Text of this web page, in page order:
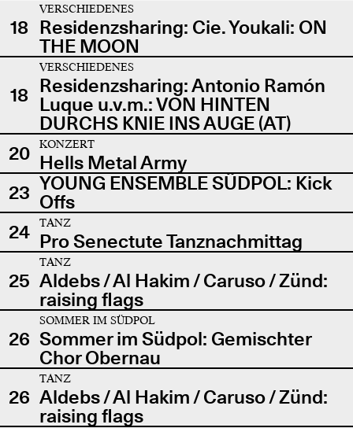
18
VERSCHIEDENES
Residenzsharing: Cie. Youkali: ON
THE MOON
18
VERSCHIEDENES
Residenzsharing: Antonio Ramón
Luque u.v.m.: VON HINTEN
DURCHS KNIE INS AUGE (AT)
20
KONZERT
Hells Metal Army
23 YOUNG ENSEMBLE SÜDPOL: Kick
Offs
24
TANZ
Pro Senectute Tanznachmittag
25
TANZ
Aldebs / Al Hakim / Caruso / Zünd:
raising flags
26
SOMMER IM SÜDPOL
Sommer im Südpol: Gemischter
Chor Obernau
26
TANZ
Aldebs / Al Hakim / Caruso / Zünd:
raising flags